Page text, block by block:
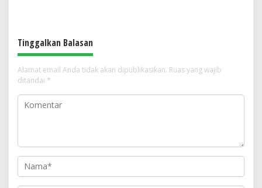
Tinggalkan Balasan
Alamat email Anda tidak akan dipublikasikan. Ruas yang wajib
ditandai *